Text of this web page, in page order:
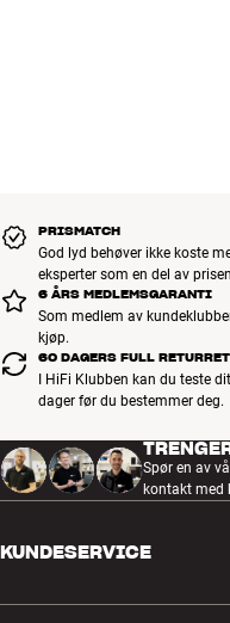
PRISMATCH
God lyd behøver ikke koste
eksperter som en del av
6 ÅRS MEDLEMSGARANTI
Som medlem av
kjøp.
60 DAGERS FULL
I HiFi Klubben kan du teste
dager før du bestemmer deg.
Spør en av
kontakt med
KUNDESERVICE